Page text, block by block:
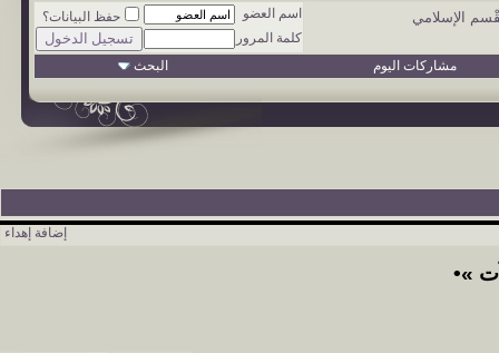
الإسلامي اسم العضو
حفظ البيانات؟
كلمة المرور
مشاركات اليوم
البحث
إضافة إهداء
»•